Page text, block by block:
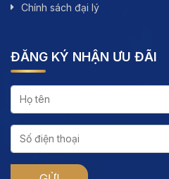
Chính sách đại lý
ĐĂNG KÝ NHẬN ƯU ĐÃI